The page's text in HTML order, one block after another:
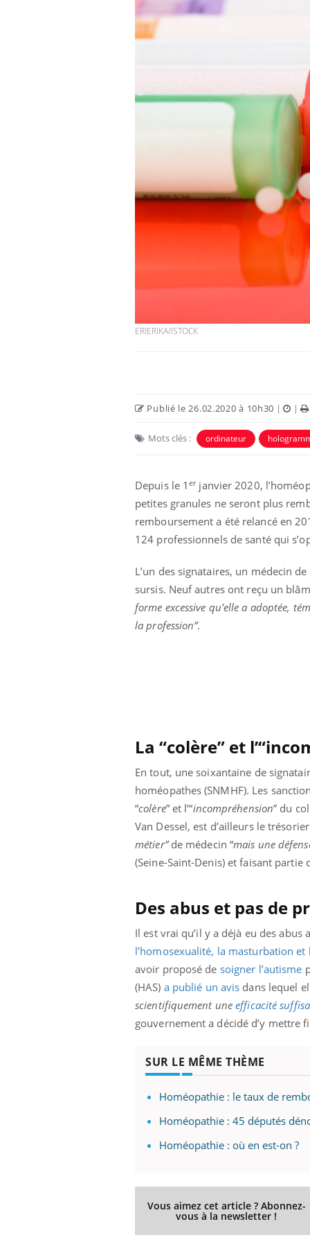
ERIERIKA/ISTOCK
Publié le 26.02.2020 à 10h30 | |
Mots clés : ordinateur
Depuis le 1erjanvier 2020,
petites granules ne seront plus
remboursement a été relancé en
124 professionnels de santé qui
L’un des signataires, un médecin
sursis. Neuf autres ont reçu un
forme excessive qu’elle a adoptée,
la profession”.
La “colère” et
En tout, une soixantaine de
homéopathes (SNMHF). Les
“colère” et l’“incompréhension” du
Van Dessel, est d’ailleurs le
métier”de médecin “mais une
(Seine-Saint-Denis) et faisant
Des abus et pas de
Il est vrai qu’il y a déjà eu des
l’homosexualité, la masturbation et
avoir proposé de soigner l’autisme
(HAS) a publié un avis dans lequel
scientifiquement uneefficacité
gouvernement a décidé d’y mettre
SUR LE MÊME THÈME
Homéopathie : le taux de
Homéopathie : 45 députés
Homéopathie : où en est-on ?
Vous aimez cet article ? Abonnez-
vous à la newsletter !
Chikungunya, dengue,
West Nile : que se passe-
t-il dans le sud de la
France ?
Les médicaments GLP-1
protègent-ils aussi les os
?
Cytomégalovirus : ce qui